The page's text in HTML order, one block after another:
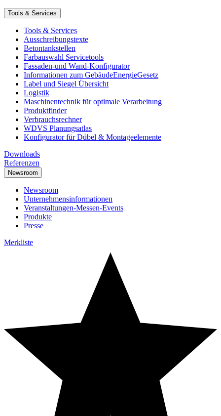
Tools & Services
Tools & Services
Ausschreibungstexte
Betontankstellen
Farbauswahl Servicetools
Fassaden-und Wand-Konfigurator
Informationen zum GebäudeEnergieGesetz
Label und Siegel Übersicht
Logistik
Maschinentechnik für optimale Verarbeitung
Produktfinder
Verbrauchsrechner
WDVS Planungsatlas
Konfigurator für Dübel & Montageelemente
Downloads
Referenzen
Newsroom
Newsroom
Unternehmensinformationen
Veranstaltungen-Messen-Events
Produkte
Presse
Merkliste